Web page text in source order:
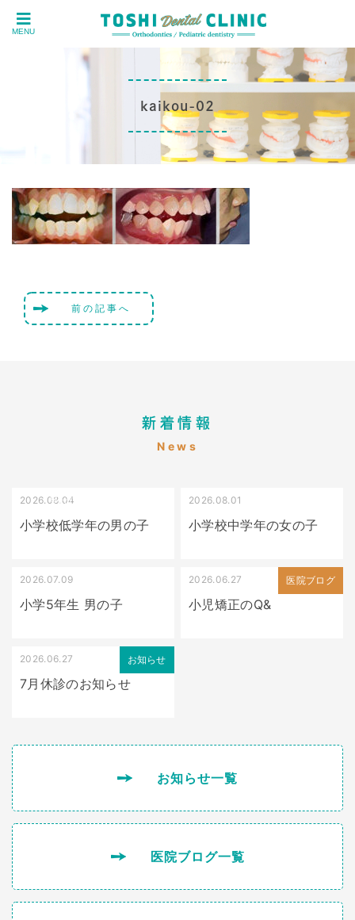
MENU
kaikou-02
前の記事へ
新着情報
News
受け口（しゃくれている）
2026.08.04
小学校低学年の男の子
2026.08.01
小学校中学年の女の子
2026.07.09
小学5年生 男の子
医院ブログ
2026.06.27
小児矯正のQ&
お知らせ
2026.06.27
7月休診のお知らせ
お知らせ一覧
医院ブログ一覧